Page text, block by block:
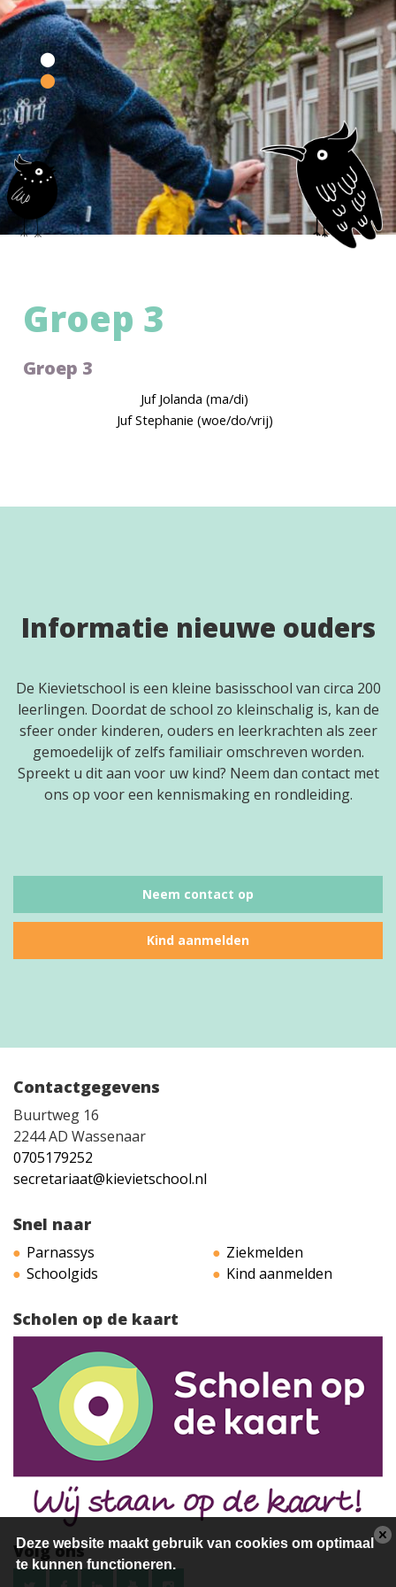
Groep 3
Groep 3
Juf Jolanda (ma/di)
Juf Stephanie (woe/do/vrij)
Informatie nieuwe ouders
De Kievietschool is een kleine basisschool van circa 200
leerlingen. Doordat de school zo kleinschalig is, kan de
sfeer onder kinderen, ouders en leerkrachten als zeer
gemoedelijk of zelfs familiair omschreven worden.
Spreekt u dit aan voor uw kind? Neem dan contact met
ons op voor een kennismaking en rondleiding.
Neem contact op
Kind aanmelden
Contactgegevens
Buurtweg 16
2244 AD Wassenaar
0705179252
secretariaat@kievietschool.nl
Snel naar
Parnassys
Schoolgids
Ziekmelden
Kind aanmelden
Scholen op de kaart
Volg ons
Deze website maakt gebruik van cookies om optimaal
te kunnen functioneren.